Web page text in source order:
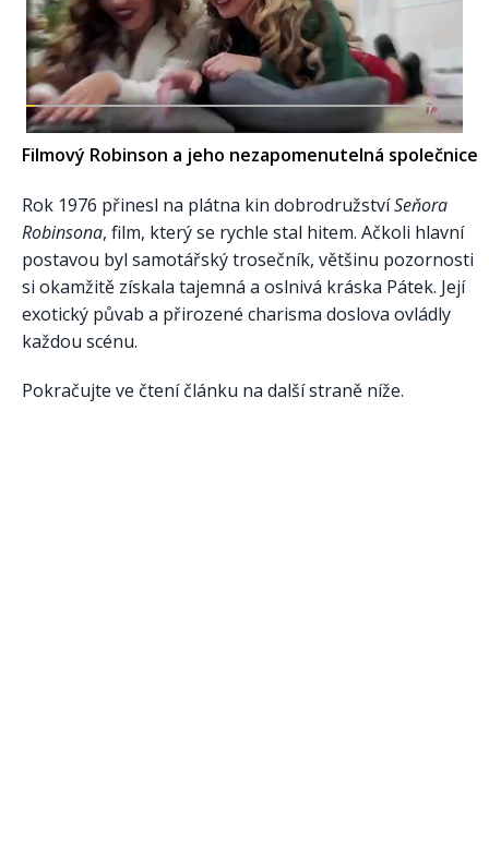
Filmový Robinson a jeho nezapomenutelná společnice
Rok 1976 přinesl na plátna kin dobrodružstvíSeňora
Robinsona, film, který se rychle stal hitem. Ačkoli hlavní
postavou byl samotářský trosečník, většinu pozornosti
si okamžitě získala tajemná a oslnivá kráska Pátek. Její
exotický půvab a přirozené charisma doslova ovládly
každou scénu.
Pokračujte ve čtení článku na další straně níže.